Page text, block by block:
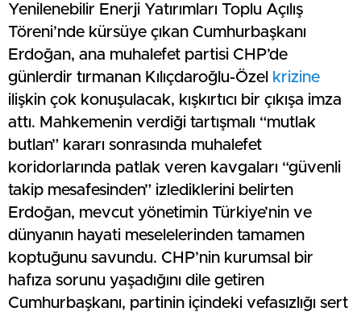
Yenilenebilir Enerji Yatırımları Toplu Açılış
Töreni’nde kürsüye çıkan Cumhurbaşkanı
Erdoğan, ana muhalefet partisi CHP’de
günlerdir tırmanan Kılıçdaroğlu-Özel krizine
ilişkin çok konuşulacak, kışkırtıcı bir çıkışa imza
attı. Mahkemenin verdiği tartışmalı “mutlak
butlan” kararı sonrasında muhalefet
koridorlarında patlak veren kavgaları “güvenli
takip mesafesinden” izlediklerini belirten
Erdoğan, mevcut yönetimin Türkiye’nin ve
dünyanın hayati meselelerinden tamamen
koptuğunu savundu. CHP’nin kurumsal bir
hafıza sorunu yaşadığını dile getiren
Cumhurbaşkanı, partinin içindeki vefasızlığı sert